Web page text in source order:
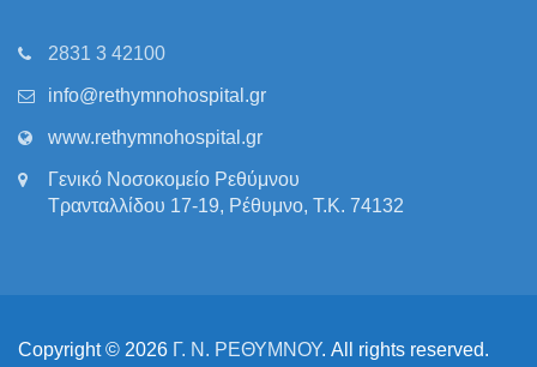
2831 3 42100
info@rethymnohospital.gr
www.rethymnohospital.gr
Γενικό Νοσοκομείο Ρεθύμνου
Τρανταλλίδου 17-19, Ρέθυμνο, Τ.Κ. 74132
Copyright © 2026 Γ. Ν. ΡΕΘΥΜΝΟΥ. All rights reserved.